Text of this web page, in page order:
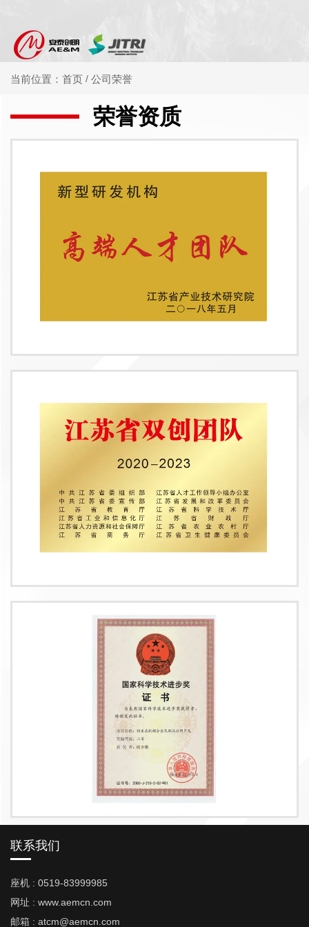
当前位置：首页 / 公司荣誉
荣誉资质
联系我们
座机 : 0519-83999985
网址 : www.aemcn.com
邮箱 : atcm@aemcn.com